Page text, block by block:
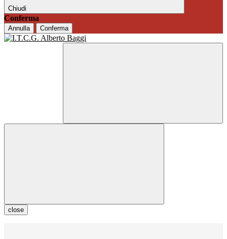
Chiudi
Conferma
Annulla Conferma
close